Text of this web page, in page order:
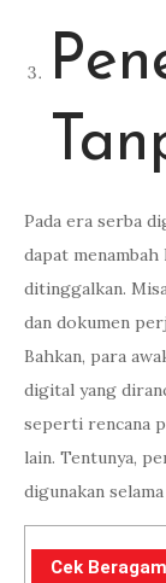
Pada era serba
dapat
ditinggalkan.
dan dokumen
Bahkan, para
digital yang
seperti rencana
lain. Tentunya,
digunakan
Cek